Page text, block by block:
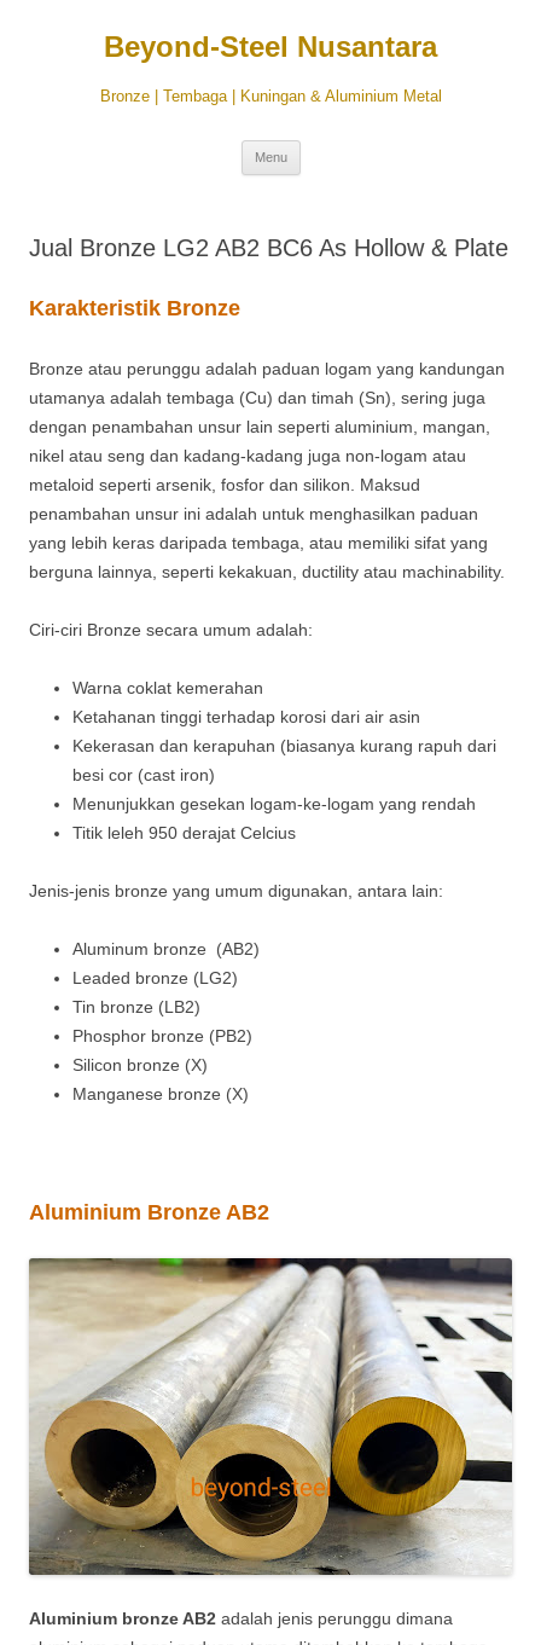
Beyond-Steel Nusantara
Bronze | Tembaga | Kuningan & Aluminium Metal
Menu
Jual Bronze LG2 AB2 BC6 As Hollow & Plate
Karakteristik Bronze
Bronze atau perunggu adalah paduan logam yang kandungan
utamanya adalah tembaga (Cu) dan timah (Sn), sering juga
dengan penambahan unsur lain seperti aluminium, mangan,
nikel atau seng dan kadang-kadang juga non-logam atau
metaloid seperti arsenik, fosfor dan silikon. Maksud
penambahan unsur ini adalah untuk menghasilkan paduan
yang lebih keras daripada tembaga, atau memiliki sifat yang
berguna lainnya, seperti kekakuan, ductility atau machinability.
Ciri-ciri Bronze secara umum adalah:
Warna coklat kemerahan
Ketahanan tinggi terhadap korosi dari air asin
Kekerasan dan kerapuhan (biasanya kurang rapuh dari
besi cor (cast iron)
Menunjukkan gesekan logam-ke-logam yang rendah
Titik leleh 950 derajat Celcius
Jenis-jenis bronze yang umum digunakan, antara lain:
Aluminum bronze (AB2)
Leaded bronze (LG2)
Tin bronze (LB2)
Phosphor bronze (PB2)
Silicon bronze (X)
Manganese bronze (X)
Aluminium Bronze AB2
Aluminium bronze AB2 adalah jenis perunggu dimana